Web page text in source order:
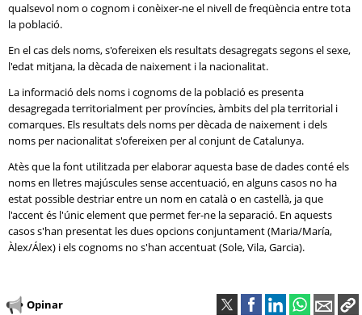
qualsevol nom o cognom i conèixer-ne el nivell de freqüència entre tota
la població.
En el cas dels noms, s'ofereixen els resultats desagregats segons el sexe,
l'edat mitjana, la dècada de naixement i la nacionalitat.
La informació dels noms i cognoms de la població es presenta
desagregada territorialment per províncies, àmbits del pla territorial i
comarques. Els resultats dels noms per dècada de naixement i dels
noms per nacionalitat s'ofereixen per al conjunt de Catalunya.
Atès que la font utilitzada per elaborar aquesta base de dades conté els
noms en lletres majúscules sense accentuació, en alguns casos no ha
estat possible destriar entre un nom en català o en castellà, ja que
l'accent és l'únic element que permet fer-ne la separació. En aquests
casos s'han presentat les dues opcions conjuntament (Maria/María,
Àlex/Álex) i els cognoms no s'han accentuat (Sole, Vila, Garcia).
Opinar